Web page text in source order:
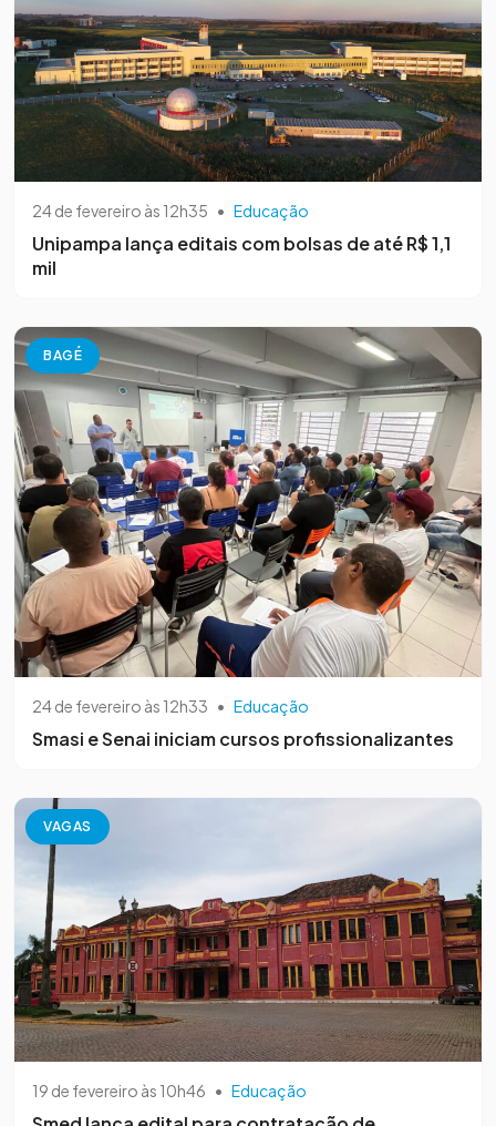
24 de fevereiro às 12h35 • Educação
Unipampa lança editais com bolsas de até R$ 1,1
mil
BAGÉ
24 de fevereiro às 12h33 • Educação
Smasi e Senai iniciam cursos profissionalizantes
VAGAS
19 de fevereiro às 10h46 • Educação